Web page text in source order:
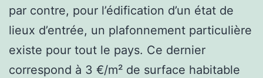
par contre, pour l’édification d’un état de
lieux d’entrée, un plafonnement particulière
existe pour tout le pays. Ce dernier
correspond à 3 €/m² de surface habitable